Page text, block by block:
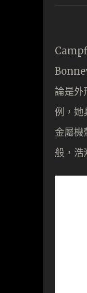
論是外
例，她
金屬機
般，浩